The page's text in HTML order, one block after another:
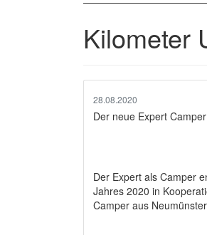
Kilometer
28.08.2020
Der neue Expert
Der Expert als Camper
Jahres 2020 in
Camper aus